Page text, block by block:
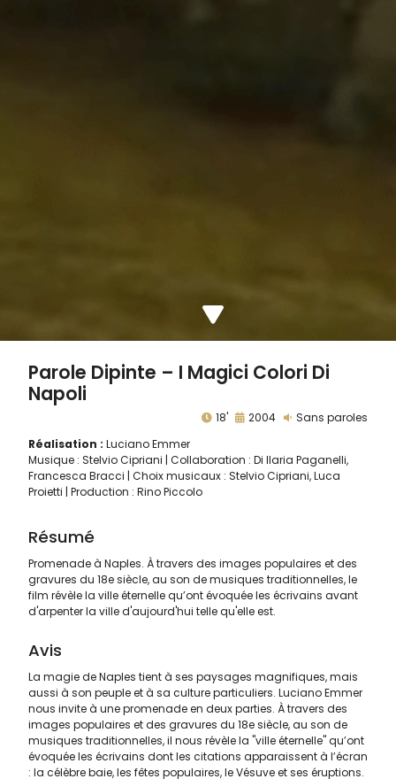
Parole Dipinte – I Magici Colori Di
Napoli
18' 2004
Sans paroles
Réalisation : Luciano Emmer
Musique : Stelvio Cipriani | Collaboration : Di Ilaria Paganelli,
Francesca Bracci | Choix musicaux : Stelvio Cipriani, Luca
Proietti | Production : Rino Piccolo
Résumé
Promenade à Naples. À travers des images populaires et des
gravures du 18e siècle, au son de musiques traditionnelles, le
film révèle la ville éternelle qu’ont évoquée les écrivains avant
d'arpenter la ville d'aujourd'hui telle qu'elle est.
Avis
La magie de Naples tient à ses paysages magnifiques, mais
aussi à son peuple et à sa culture particuliers. Luciano Emmer
nous invite à une promenade en deux parties. À travers des
images populaires et des gravures du 18e siècle, au son de
musiques traditionnelles, il nous révèle la "ville éternelle" qu’ont
évoquée les écrivains dont les citations apparaissent à l’écran
: la célèbre baie, les fêtes populaires, le Vésuve et ses éruptions.